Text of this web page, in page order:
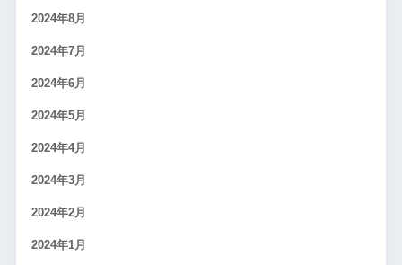
2024年8月
2024年7月
2024年6月
2024年5月
2024年4月
2024年3月
2024年2月
2024年1月